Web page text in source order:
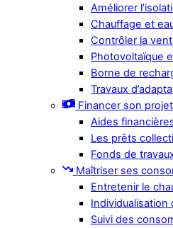
Améliorer
Chauffage et
Contrôler la
Photovoltaïque
Borne de
Travaux
Financer son projet
Aides
Les prêts
Fonds de
Maîtriser ses
Entretenir le
Individualisation
Suivi des